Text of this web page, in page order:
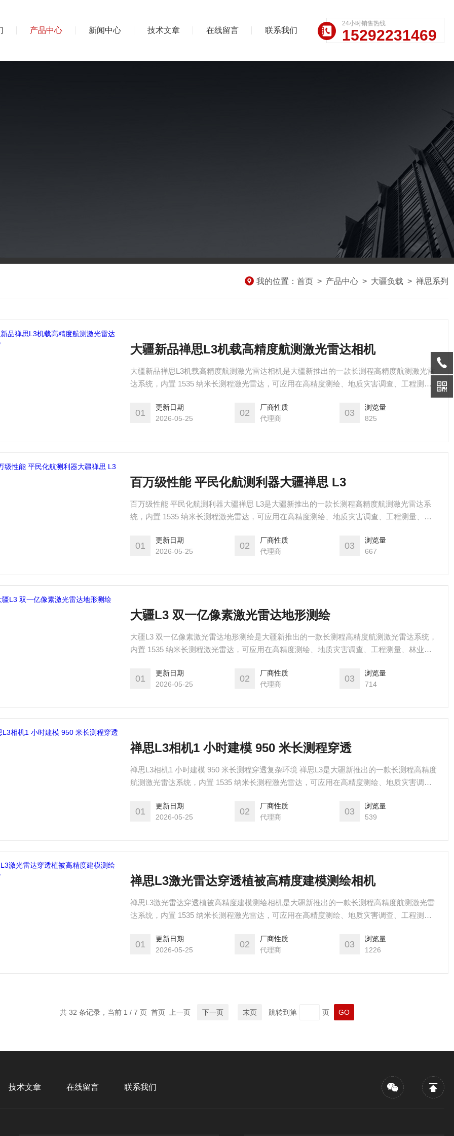
产品中心 新闻中心 技术文章 在线留言 联系我们
24小时销售热线
15292231469
我的位置： 首页 > 产品中心 > 大疆负载 > 禅思系列
大疆新品禅思L3机载高精度航测激光雷达相机
大疆新品禅思L3机载高精度航测激光雷达相机是大疆新推出的一款长测程高精度航测激光雷
达系统，内置 1535 纳米长测程激光雷达，可应用在高精度测绘、地质灾害调查、工程测
01
更新日期
2026-05-25
02
厂商性质
代理商
03
浏览量
825
百万级性能 平民化航测利器大疆禅思 L3
百万级性能 平民化航测利器大疆禅思 L3是大疆新推出的一款长测程高精度航测激光雷达系
统，内置 1535 纳米长测程激光雷达，可应用在高精度测绘、地质灾害调查、工程测量、林
01
更新日期
2026-05-25
02
厂商性质
代理商
03
浏览量
667
大疆L3 双一亿像素激光雷达地形测绘
大疆L3 双一亿像素激光雷达地形测绘是大疆新推出的一款长测程高精度航测激光雷达系统，
内置 1535 纳米长测程激光雷达，可应用在高精度测绘、地质灾害调查、工程测量、林业调
01
更新日期
2026-05-25
02
厂商性质
代理商
03
浏览量
714
禅思L3相机1 小时建模 950 米长测程穿透
禅思L3相机1 小时建模 950 米长测程穿透复杂环境 禅思L3是大疆新推出的一款长测程高精度
航测激光雷达系统，内置 1535 纳米长测程激光雷达，可应用在高精度测绘、地质灾害调
01
更新日期
2026-05-25
02
厂商性质
代理商
03
浏览量
539
禅思L3激光雷达穿透植被高精度建模测绘相机
禅思L3激光雷达穿透植被高精度建模测绘相机是大疆新推出的一款长测程高精度航测激光雷
达系统，内置 1535 纳米长测程激光雷达，可应用在高精度测绘、地质灾害调查、工程测
01
更新日期
2026-05-25
02
厂商性质
代理商
03
浏览量
1226
共 32 条记录，当前 1 / 7 页 首页 上一页 下一页 末页 跳转到第 页
技术文章 在线留言 联系我们